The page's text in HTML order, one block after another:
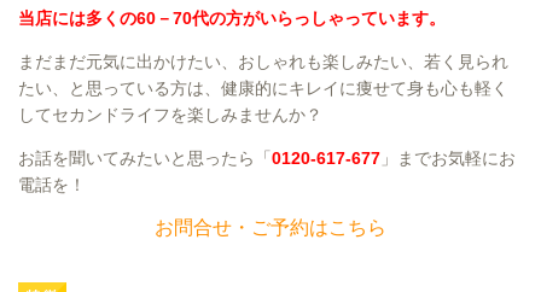
当店には多くの60－70代の方がいらっしゃっています。
まだまだ元気に出かけたい、おしゃれも楽しみたい、若く見られ
たい、と思っている方は、健康的にキレイに痩せて身も心も軽く
してセカンドライフを楽しみませんか？
お話を聞いてみたいと思ったら「 0120-617-677 」までお気軽にお
電話を！
お問合せ・ご予約はこちら